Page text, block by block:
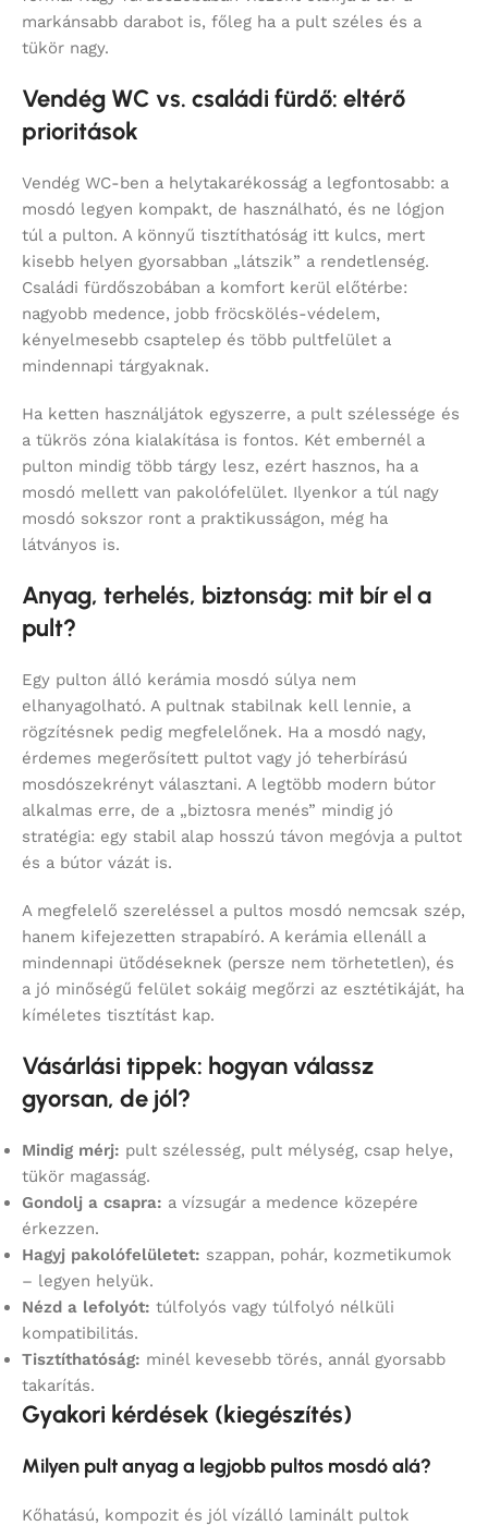
markánsabb darabot is, főleg ha a pult széles és a
tükör nagy.
Vendég WC vs. családi fürdő: eltérő
prioritások
Vendég WC-ben a helytakarékosság a legfontosabb: a
mosdó legyen kompakt, de használható, és ne lógjon
túl a pulton. A könnyű tisztíthatóság itt kulcs, mert
kisebb helyen gyorsabban „látszik” a rendetlenség.
Családi fürdőszobában a komfort kerül előtérbe:
nagyobb medence, jobb fröcskölés-védelem,
kényelmesebb csaptelep és több pultfelület a
mindennapi tárgyaknak.
Ha ketten használjátok egyszerre, a pult szélessége és
a tükrös zóna kialakítása is fontos. Két embernél a
pulton mindig több tárgy lesz, ezért hasznos, ha a
mosdó mellett van pakolófelület. Ilyenkor a túl nagy
mosdó sokszor ront a praktikusságon, még ha
látványos is.
Anyag, terhelés, biztonság: mit bír el a
pult?
Egy pulton álló kerámia mosdó súlya nem
elhanyagolható. A pultnak stabilnak kell lennie, a
rögzítésnek pedig megfelelőnek. Ha a mosdó nagy,
érdemes megerősített pultot vagy jó teherbírású
mosdószekrényt választani. A legtöbb modern bútor
alkalmas erre, de a „biztosra menés” mindig jó
stratégia: egy stabil alap hosszú távon megóvja a pultot
és a bútor vázát is.
A megfelelő szereléssel a pultos mosdó nemcsak szép,
hanem kifejezetten strapabíró. A kerámia ellenáll a
mindennapi ütődéseknek (persze nem törhetetlen), és
a jó minőségű felület sokáig megőrzi az esztétikáját, ha
kíméletes tisztítást kap.
Vásárlási tippek: hogyan válassz
gyorsan, de jól?
Mindig mérj: pult szélesség, pult mélység, csap helye,
tükör magasság.
Gondolj a csapra: a vízsugár a medence közepére
érkezzen.
Hagyj pakolófelületet: szappan, pohár, kozmetikumok
– legyen helyük.
Nézd a lefolyót: túlfolyós vagy túlfolyó nélküli
kompatibilitás.
Tisztíthatóság: minél kevesebb törés, annál gyorsabb
takarítás.
Gyakori kérdések (kiegészítés)
Milyen pult anyag a legjobb pultos mosdó alá?
Kőhatású, kompozit és jól vízálló laminált pultok